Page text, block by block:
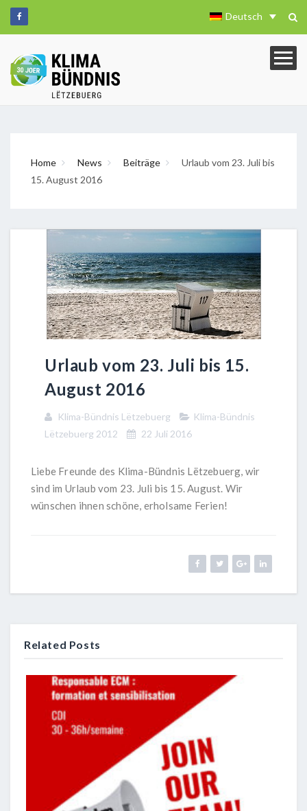
Deutsch
Home News Beiträge
Urlaub vom 23. Juli bis
15. August 2016
Urlaub vom 23. Juli bis 15.
August 2016
Klima-Bündnis Lëtzebuerg
Klima-Bündnis
Lëtzebuerg 2012
22 Juli 2016
Liebe Freunde des Klima-Bündnis Lëtzebuerg, wir
sind im Urlaub vom 23. Juli bis 15. August. Wir
wünschen ihnen schöne, erholsame Ferien!
Related Posts